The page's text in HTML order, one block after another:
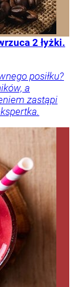
2 łyżki.
posiłku?
a
zastąpi